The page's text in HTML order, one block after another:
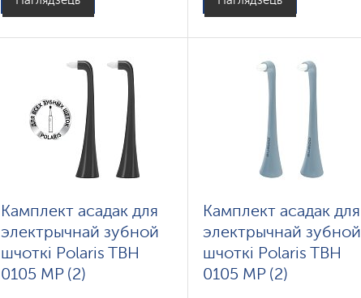
Камплект асадак для
электрычнай зубной
шчоткі Polaris TBH
0105 MP (2)
Камплект асадак для
электрычнай зубной
шчоткі Polaris TBH
0105 MP (2)